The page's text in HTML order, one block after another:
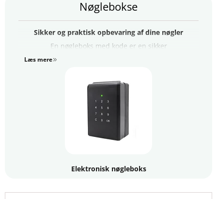
Nøglebokse
Sikker og praktisk opbevaring af dine nøgler
En nøgleboks med kode er en sikker
opbevaringsløsning til nøgler og bruges både af
nøgleboks til udlejning, eller en nøgleboks med
montering til bil, har vi et stort udvalg af robuste og
pålidelige løsninger.
Læs mere
Elektronisk nøgleboks